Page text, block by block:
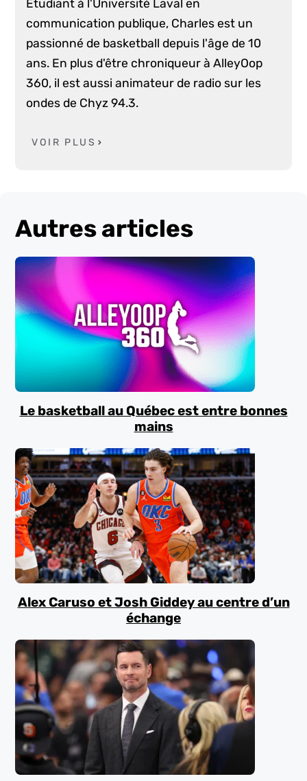
Étudiant à l'Université Laval en
communication publique, Charles est un
passionné de basketball depuis l'âge de 10
ans. En plus d'être chroniqueur à AlleyOop
360, il est aussi animateur de radio sur les
ondes de Chyz 94.3.
VOIR PLUS
Autres articles
Le basketball au Québec est entre bonnes
mains
Alex Caruso et Josh Giddey au centre d’un
échange